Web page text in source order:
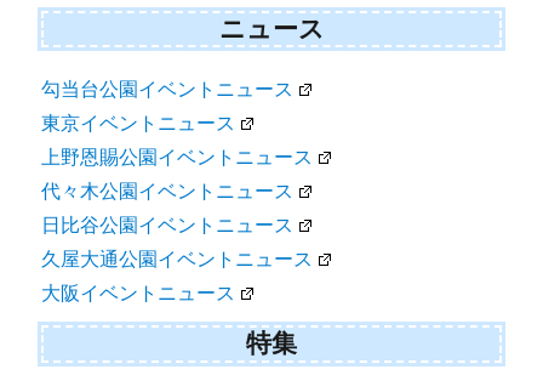
ニュース
勾当台公園イベントニュース
東京イベントニュース
上野恩賜公園イベントニュース
代々木公園イベントニュース
日比谷公園イベントニュース
久屋大通公園イベントニュース
大阪イベントニュース
特集